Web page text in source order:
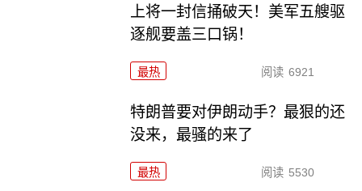
上将一封信捅破天！美军五艘驱
逐舰要盖三口锅！
最热 阅读 6921
特朗普要对伊朗动手？最狠的还
没来，最骚的来了
最热 阅读 5530